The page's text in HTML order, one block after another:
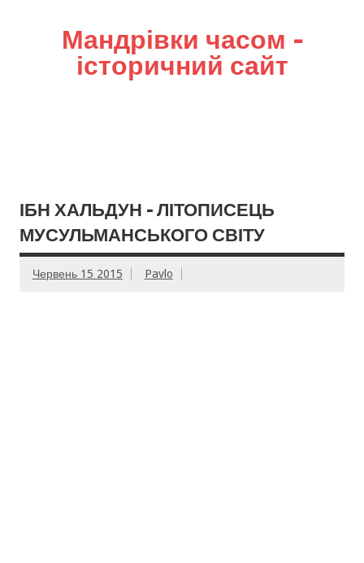
Мандрівки часом –
історичний сайт
ІБН ХАЛЬДУН – ЛІТОПИСЕЦЬ
МУСУЛЬМАНСЬКОГО СВІТУ
Червень 15 2015 Pavlo